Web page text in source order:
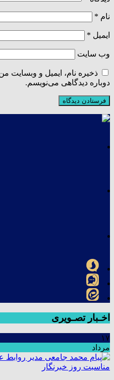
نام *
ایمیل *
وب‌ سایت
ذخیره نام، ایمیل و وبسایت
دوباره دیدگاهی می‌نویسم.
اخـبار تصـویری
۱۷
مرداد